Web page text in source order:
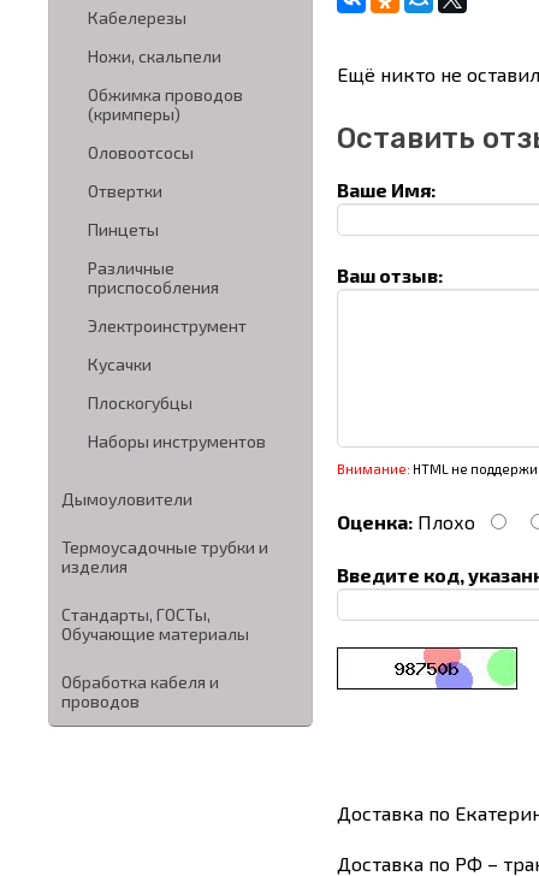
Кабелерезы
Ножи, скальпели
Обжимка проводов
(кримперы)
Оловоотсосы
Отвертки
Пинцеты
Различные
приспособления
Электроинструмент
Кусачки
Плоскогубцы
Наборы инструментов
Дымоуловители
Термоусадочные трубки и
изделия
Стандарты, ГОСТы,
Обучающие материалы
Обработка кабеля и
проводов
Ещё никто не
Оставить
Ваше Имя:
Ваш отзыв:
Внимание: HTML не
Оценка: Плохо
Введите код,
Доставка по
Доставка по РФ –